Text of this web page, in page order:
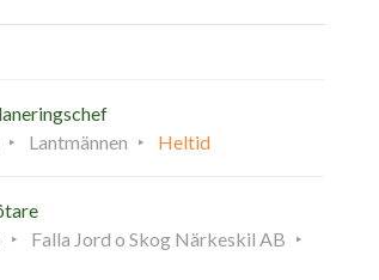
Lantmännen Heltid
Falla Jord o Skog Närkeskil AB